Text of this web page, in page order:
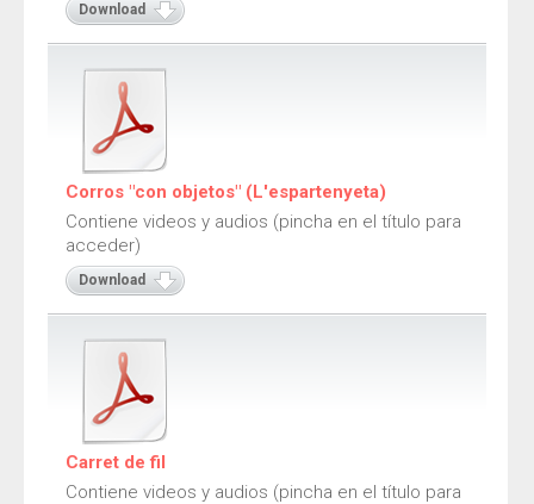
Juegos de numeración
Juegos de pistas verbales
Juegos de relación
Documentos
Download
Corros "con objetos" (L'espartenyeta)
Contiene videos y audios (pincha en el título para
acceder)
Download
Carret de fil
Contiene videos y audios (pincha en el título para